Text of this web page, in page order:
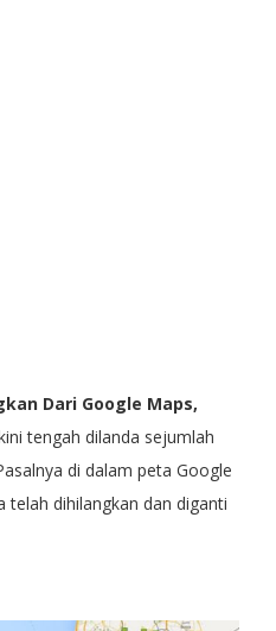
Dari Google Maps,
tengah dilanda sejumlah
di dalam peta Google
telah dihilangkan dan diganti